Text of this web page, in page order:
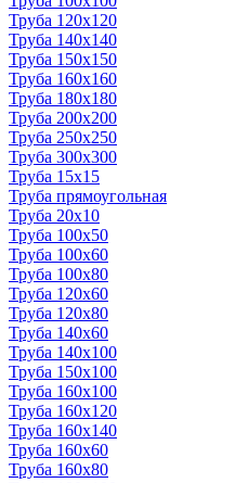
Труба 120x120
Труба 140x140
Труба 150x150
Труба 160x160
Труба 180x180
Труба 200x200
Труба 250x250
Труба 300x300
Труба 15x15
Труба прямоугольная
Труба 20x10
Труба 100x50
Труба 100x60
Труба 100x80
Труба 120x60
Труба 120x80
Труба 140x60
Труба 140x100
Труба 150x100
Труба 160x100
Труба 160x120
Труба 160x140
Труба 160x60
Труба 160x80